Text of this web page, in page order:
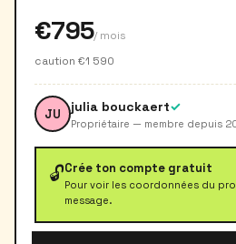
€795/ mois
caution €1 590
JU julia bouckaert✓
Propriétaire — membre depuis
🔓Crée ton compte gratuit
Pour voir les coordonnées du
message.